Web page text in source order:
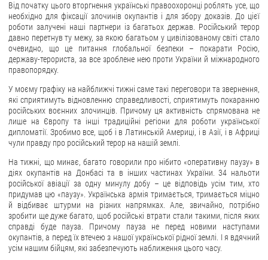
Внутрішній аудит
ДЕРЖАВНИЙ РЕЄСТР САНКЦІЙ
Від початку цього вторгнення українські правоохоронці роблять усе, що
необхідно для фіксації злочинів окупантів і для збору доказів. До цієї
роботи залучені наші партнери із багатьох держав. Російський терор
давно перетнув ту межу, за якою багатьом у цивілізованому світі стало
очевидно, що це питання глобальної безпеки – покарати Росію,
державу-терориста, за все зроблене нею проти України й міжнародного
правопорядку.
У моєму графіку на найближчі тижні саме такі переговори та звернення,
які сприятимуть відновленню справедливості, сприятимуть покаранню
російських воєнних злочинців. Причому ця активність спрямована не
лише на Європу та інші традиційні регіони для роботи української
дипломатії. Зробимо все, щоб і в Латинській Америці, і в Азії, і в Африці
чули правду про російський терор на нашій землі.
На тижні, що минає, багато говорили про нібито «оперативну паузу» в
діях окупантів на Донбасі та в інших частинах України. 34 нальоти
російської авіації за одну минулу добу – це відповідь усім тим, хто
придумав цю «паузу». Українська армія тримається, тримається міцно
й відбиває штурми на різних напрямках. Але, звичайно, потрібно
зробити ще дуже багато, щоб російські втрати стали такими, після яких
справді буде пауза. Причому пауза не перед новими наступами
окупантів, а перед їх втечею з нашої української рідної землі. І я вдячний
усім нашим бійцям, які забезпечують наближення цього часу.